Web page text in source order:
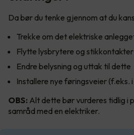
Da bør du tenke gjennom at du
Trekke om det elektriske
Flytte lysbrytere og stikkontakter
Endre belysning og uttak til dette
Installere nye føringsveier (f.eks.
OBS: Alt dette bør vurderes tidlig i
samråd med en elektriker.